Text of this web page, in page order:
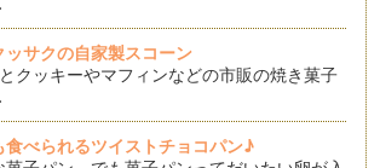
サクの自家製スコーン
クッキーやマフィンなどの市販の焼き菓子
食べられるツイストチョコパン♪